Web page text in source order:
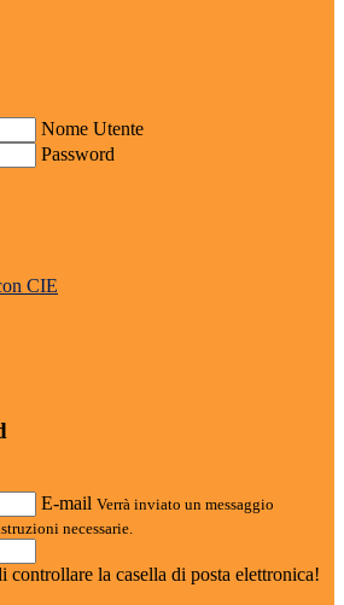
Nome Utente
Password
CIE
E-mail Verrà inviato un messaggio
necessarie.
controllare la casella di posta elettronica!